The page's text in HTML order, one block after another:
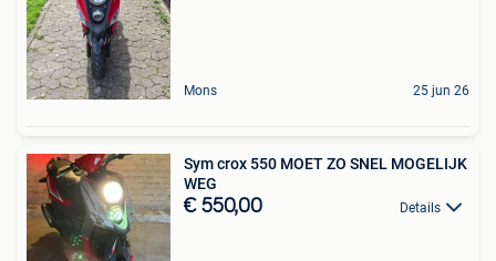
Mons 25 jun 26
Sym crox 550 MOET ZO SNEL MOGELIJK
WEG
€ 550,00 Details